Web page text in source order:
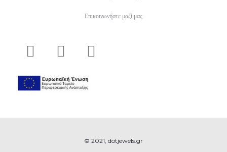
Επικοινωνήστε μαζί μας
© 2021, dotjewels.gr